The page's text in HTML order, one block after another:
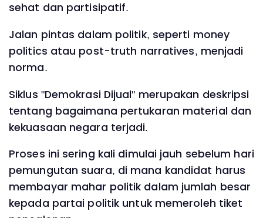
sehat dan partisipatif.
Jalan pintas dalam politik, seperti money
politics atau post-truth narratives, menjadi
norma.
Siklus "Demokrasi Dijual" merupakan deskripsi
tentang bagaimana pertukaran material dan
kekuasaan negara terjadi.
Proses ini sering kali dimulai jauh sebelum hari
pemungutan suara, di mana kandidat harus
membayar mahar politik dalam jumlah besar
kepada partai politik untuk memeroleh tiket